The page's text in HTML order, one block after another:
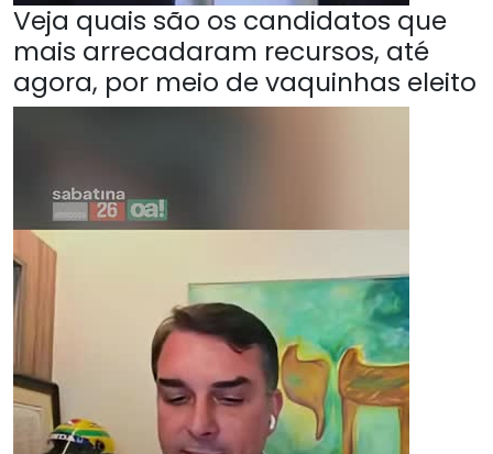
Veja quais são os candidatos que
mais arrecadaram recursos, até
agora, por meio de vaquinhas eleito